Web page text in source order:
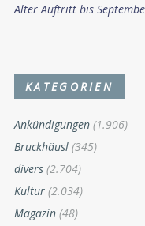
Alter Auftritt bis
KATEGORIEN
Ankündigungen (1.906)
Bruckhäusl (345)
divers (2.704)
Kultur (2.034)
Magazin (48)